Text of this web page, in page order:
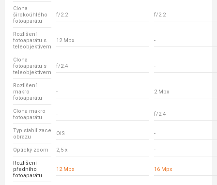
Clona
širokoúhlého
fotoaparátu
f/2.2 f/2.2
Rozlišení
fotoaparátu s
teleobjektivem
12 Mpx -
Clona
fotoaparátu s
teleobjektivem
f/2.4 -
Rozlišení
makro
fotoaparátu
- 2 Mpx
Clona makro
fotoaparátu
- f/2.4
Typ stabilizace
obrazu
OIS -
Optický zoom 2,5 x -
Rozlišení
předního
fotoaparátu
12 Mpx 16 Mpx